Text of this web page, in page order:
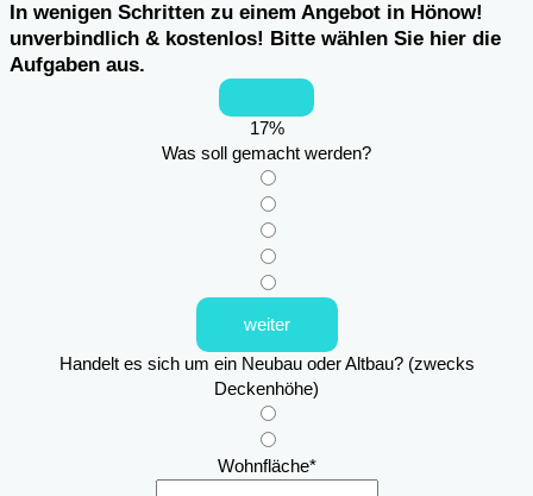
In wenigen Schritten zu einem Angebot in Hönow!
unverbindlich & kostenlos! Bitte wählen Sie hier die
Aufgaben aus.
17%
Was soll gemacht werden?
weiter
Handelt es sich um ein Neubau oder Altbau? (zwecks
Deckenhöhe)
Wohnfläche*